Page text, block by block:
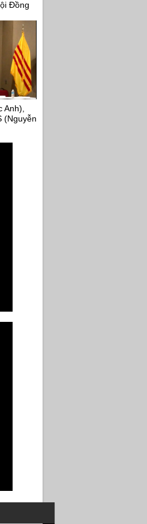
Đồng
Anh),
(Nguyễn